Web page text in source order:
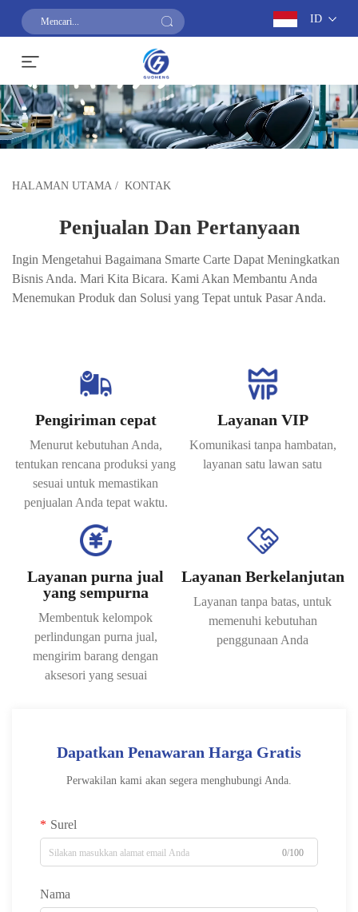
ID
Dapatkan Penawaran Harga
HALAMAN UTAMA / KONTAK
Penjualan Dan Pertanyaan
Ingin Mengetahui Bagaimana Smarte Carte Dapat Meningkatkan
Bisnis Anda. Mari Kita Bicara. Kami Akan Membantu Anda
Menemukan Produk dan Solusi yang Tepat untuk Pasar Anda.
Pengiriman cepat
Menurut kebutuhan Anda,
tentukan rencana produksi yang
sesuai untuk memastikan
penjualan Anda tepat waktu.
Layanan VIP
Komunikasi tanpa hambatan,
layanan satu lawan satu
Layanan purna jual
yang sempurna
Membentuk kelompok
perlindungan purna jual,
mengirim barang dengan
aksesori yang sesuai
Layanan Berkelanjutan
Layanan tanpa batas, untuk
memenuhi kebutuhan
penggunaan Anda
Dapatkan Penawaran Harga Gratis
Perwakilan kami akan segera menghubungi Anda.
Surel
0/100
Nama